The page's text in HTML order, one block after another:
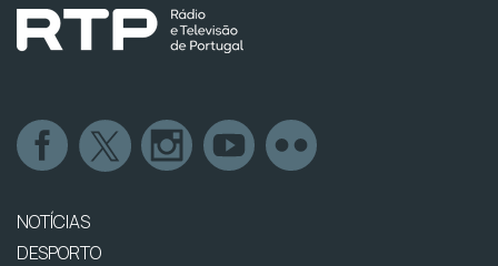
NOTÍCIAS
DESPORTO